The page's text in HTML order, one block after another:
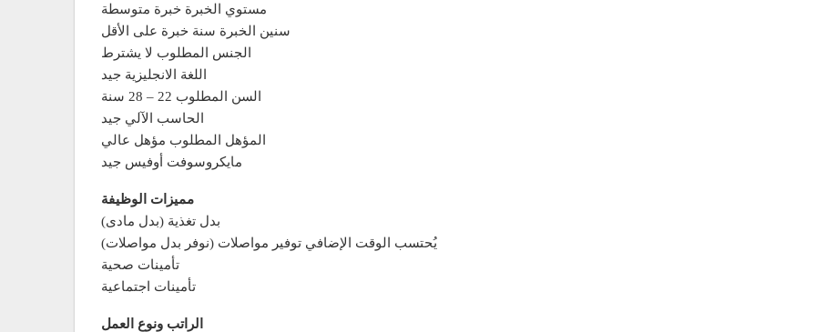
مستوي الخبرة خبرة متوسطة
سنين الخبرة سنة خبرة على الأقل
الجنس المطلوب لا يشترط
اللغة الانجليزية جيد
السن المطلوب 22 – 28 سنة
الحاسب الآلي جيد
المؤهل المطلوب مؤهل عالي
مايكروسوفت أوفيس جيد
مميزات الوظيفة
بدل تغذية (بدل مادى)
يُحتسب الوقت الإضافي توفير مواصلات (نوفر بدل مواصلات)
تأمينات صحية
تأمينات اجتماعية
الراتب ونوع العمل